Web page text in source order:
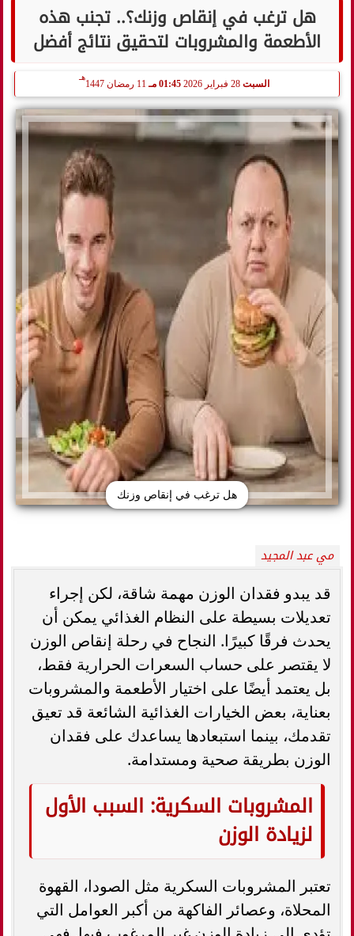
هل ترغب في إنقاص وزنك؟.. تجنب هذه
الأطعمة والمشروبات لتحقيق نتائج أفضل
السبت 28 فبراير 2026 01:45 مـ 11 رمضان 1447
هـ
هل ترغب في إنقاص وزنك
مي عبد المجيد
قد يبدو فقدان الوزن مهمة شاقة، لكن إجراء
تعديلات بسيطة على النظام الغذائي يمكن أن
يحدث فرقًا كبيرًا. النجاح في رحلة إنقاص الوزن
لا يقتصر على حساب السعرات الحرارية فقط،
بل يعتمد أيضًا على اختيار الأطعمة والمشروبات
بعناية، بعض الخيارات الغذائية الشائعة قد تعيق
تقدمك، بينما استبعادها يساعدك على فقدان
الوزن بطريقة صحية ومستدامة.
المشروبات السكرية: السبب الأول
لزيادة الوزن
تعتبر المشروبات السكرية مثل الصودا، القهوة
المحلاة، وعصائر الفاكهة من أكبر العوامل التي